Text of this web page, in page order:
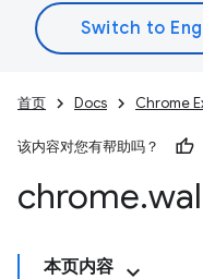
首页 Docs Chrome
该内容对您有帮助吗？
chrome.
本页内容